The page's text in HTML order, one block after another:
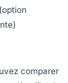
comparer